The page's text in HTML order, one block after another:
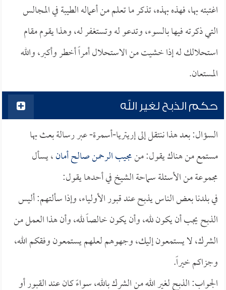
اغتبته بها، فهذه بهذه، تذكر ما تعلم من أعماله الطيبة في المجالس
التي ذكرته فيها بالسوء، وتدعو له وتستغفر له، وهذا يقوم مقام
استحلالك له إذا خشيت من الاستحلال أمراً أخطر وأكبر، والله
المستعان.
حكم الذبح لغير الله
السؤال: بعد هذا ننتقل إلى إريتريا-أسمرة- عبر رسالة بعث بها
مستمع من هناك يقول: منمجيب الرحمن صالح أمان، يسأل
مجموعة من الأسئلة سماحة الشيخ في أحدها يقول:
في بلدنا بعض الناس يذبح عند قبور الأولياء، وإذا سألتهم: أليس
الذبح يجب أن يكون لله، وأن يكون خالصاً لله، وأن هذا العمل من
الشرك، لا يستمعون إليك، وجهوهم لعلهم يستمعون وفقكم الله،
وجزاكم خيراً.
الجواب: الذبح لغير الله من الشرك بالله، سواءً كان عند القبور أو